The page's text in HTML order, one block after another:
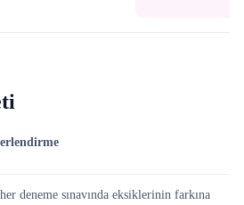
deneme sınavında eksiklerinin farkına